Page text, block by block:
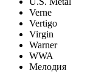
Verne
Vertigo
Virgin
Warner
WWA
Мелодия